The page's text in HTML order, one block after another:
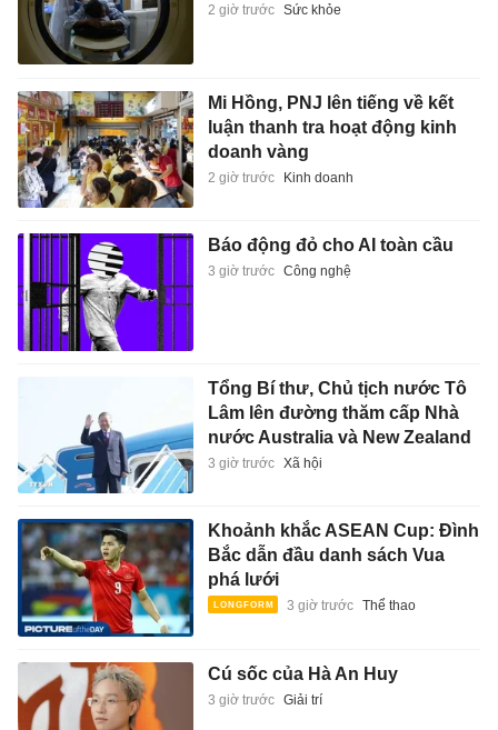
2 giờ trước Sức khỏe
Mi Hồng, PNJ lên tiếng về kết
luận thanh tra hoạt động kinh
doanh vàng
2 giờ trước Kinh doanh
Báo động đỏ cho AI toàn cầu
3 giờ trước Công nghệ
Tổng Bí thư, Chủ tịch nước Tô
Lâm lên đường thăm cấp Nhà
nước Australia và New Zealand
3 giờ trước Xã hội
Khoảnh khắc ASEAN Cup: Đình
Bắc dẫn đầu danh sách Vua
phá lưới
3 giờ trước Thể thao
Cú sốc của Hà An Huy
3 giờ trước Giải trí